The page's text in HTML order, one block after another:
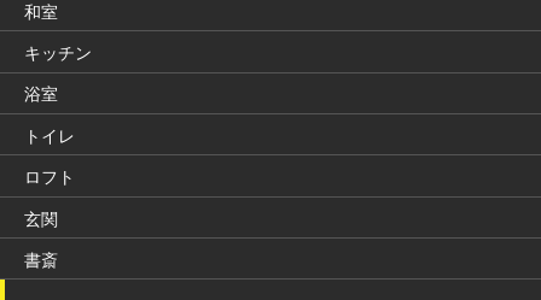
和室
キッチン
浴室
トイレ
ロフト
玄関
書斎